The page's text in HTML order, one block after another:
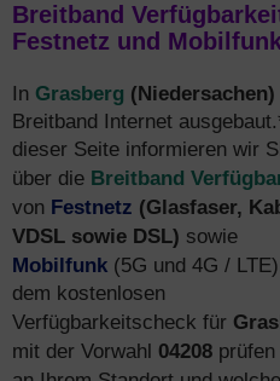
Breitband
Festnetz und
In Grasberg (Niedersachen)
Breitband Internet
dieser Seite informieren wir
über die Breitband
von Festnetz (Glasfaser,
VDSL sowie DSL) sowie
Mobilfunk (5G und 4G /
dem kostenlosen
Verfügbarkeitscheck für
mit der Vorwahl 04208